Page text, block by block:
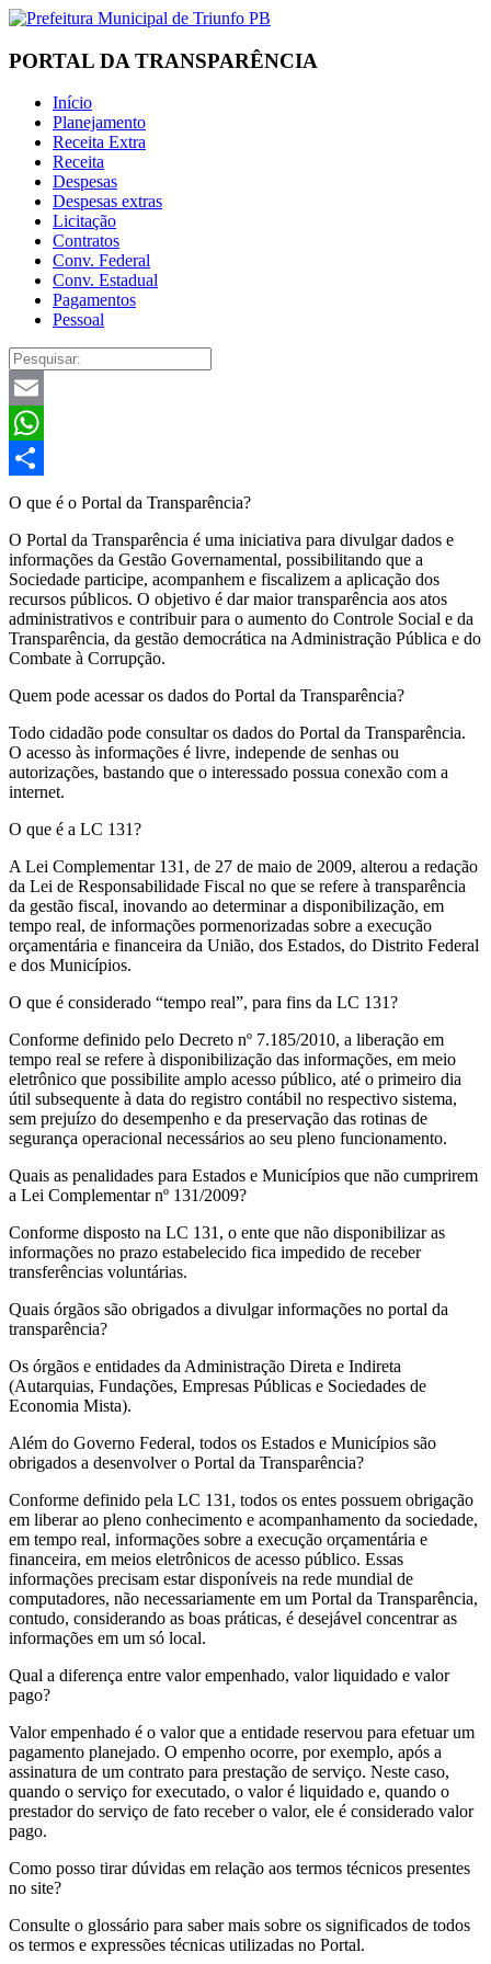
PORTAL DA TRANSPARÊNCIA
Início
Planejamento
Receita Extra
Receita
Despesas
Despesas extras
Licitação
Contratos
Conv. Federal
Conv. Estadual
Pagamentos
Pessoal
Email
WhatsApp
Share
O que é o Portal da Transparência?
O Portal da Transparência é uma iniciativa para divulgar dados e
informações da Gestão Governamental, possibilitando que a
Sociedade participe, acompanhem e fiscalizem a aplicação dos
recursos públicos. O objetivo é dar maior transparência aos atos
administrativos e contribuir para o aumento do Controle Social e da
Transparência, da gestão democrática na Administração Pública e do
Combate à Corrupção.
Quem pode acessar os dados do Portal da Transparência?
Todo cidadão pode consultar os dados do Portal da Transparência.
O acesso às informações é livre, independe de senhas ou
autorizações, bastando que o interessado possua conexão com a
internet.
O que é a LC 131?
A Lei Complementar 131, de 27 de maio de 2009, alterou a redação
da Lei de Responsabilidade Fiscal no que se refere à transparência
da gestão fiscal, inovando ao determinar a disponibilização, em
tempo real, de informações pormenorizadas sobre a execução
orçamentária e financeira da União, dos Estados, do Distrito Federal
e dos Municípios.
O que é considerado “tempo real”, para fins da LC 131?
Conforme definido pelo Decreto nº 7.185/2010, a liberação em
tempo real se refere à disponibilização das informações, em meio
eletrônico que possibilite amplo acesso público, até o primeiro dia
útil subsequente à data do registro contábil no respectivo sistema,
sem prejuízo do desempenho e da preservação das rotinas de
segurança operacional necessários ao seu pleno funcionamento.
Quais as penalidades para Estados e Municípios que não cumprirem
a Lei Complementar nº 131/2009?
Conforme disposto na LC 131, o ente que não disponibilizar as
informações no prazo estabelecido fica impedido de receber
transferências voluntárias.
Quais órgãos são obrigados a divulgar informações no portal da
transparência?
Os órgãos e entidades da Administração Direta e Indireta
(Autarquias, Fundações, Empresas Públicas e Sociedades de
Economia Mista).
Além do Governo Federal, todos os Estados e Municípios são
obrigados a desenvolver o Portal da Transparência?
Conforme definido pela LC 131, todos os entes possuem obrigação
em liberar ao pleno conhecimento e acompanhamento da sociedade,
em tempo real, informações sobre a execução orçamentária e
financeira, em meios eletrônicos de acesso público. Essas
informações precisam estar disponíveis na rede mundial de
computadores, não necessariamente em um Portal da Transparência,
contudo, considerando as boas práticas, é desejável concentrar as
informações em um só local.
Qual a diferença entre valor empenhado, valor liquidado e valor
pago?
Valor empenhado é o valor que a entidade reservou para efetuar um
pagamento planejado. O empenho ocorre, por exemplo, após a
assinatura de um contrato para prestação de serviço. Neste caso,
quando o serviço for executado, o valor é liquidado e, quando o
prestador do serviço de fato receber o valor, ele é considerado valor
pago.
Como posso tirar dúvidas em relação aos termos técnicos presentes
no site?
Consulte o glossário para saber mais sobre os significados de todos
os termos e expressões técnicas utilizadas no Portal.